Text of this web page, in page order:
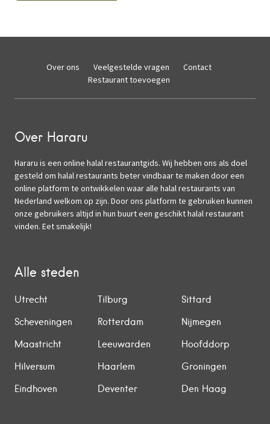
Over ons Veelgestelde vragen
Contact
Restaurant toevoegen
Over Hararu
Hararu is een online halal restaurantgids. Wij hebben ons als doel
gesteld om halal restaurants beter vindbaar te maken door een
online platform te ontwikkelen waar alle halal restaurants van
Nederland welkom op zijn. Door ons platform te gebruiken kunnen
onze gebruikers altijd in hun buurt een geschikt halal restaurant
vinden. Eet smakelijk!
Alle steden
Utrecht Tilburg
Sittard
Scheveningen
Rotterdam
Nijmegen
Maastricht
Leeuwarden
Hoofddorp
Hilversum
Haarlem
Groningen
Eindhoven
Deventer Den Haag